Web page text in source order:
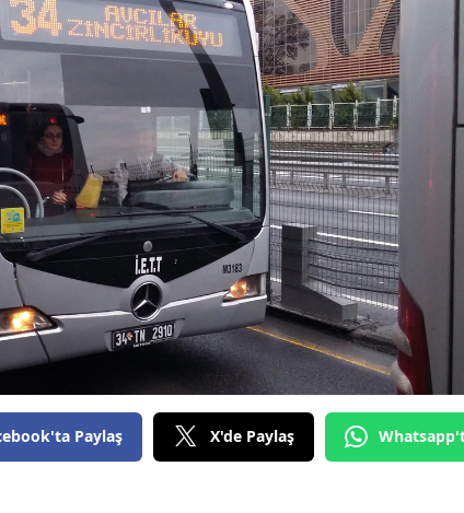
Bitlis
Bolu
Burdur
Bursa
Çanakkale
Çankırı
Çorum
Denizli
Diyarbakır
Edirne
Paylaş X'de Paylaş